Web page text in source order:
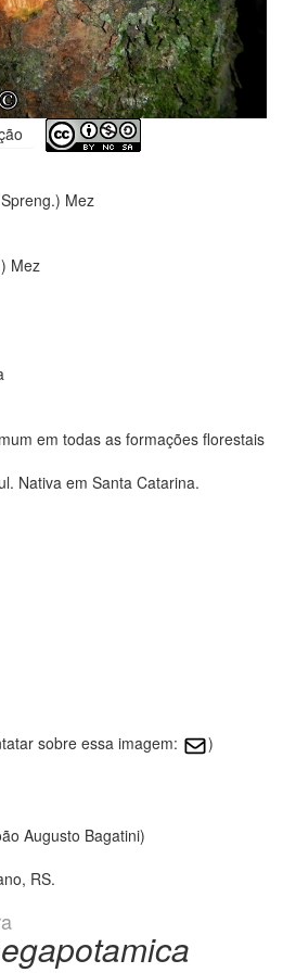
Mez
Mez
em todas as formações florestais
Nativa em Santa Catarina.
sobre essa imagem:
)
Augusto Bagatini)
RS.